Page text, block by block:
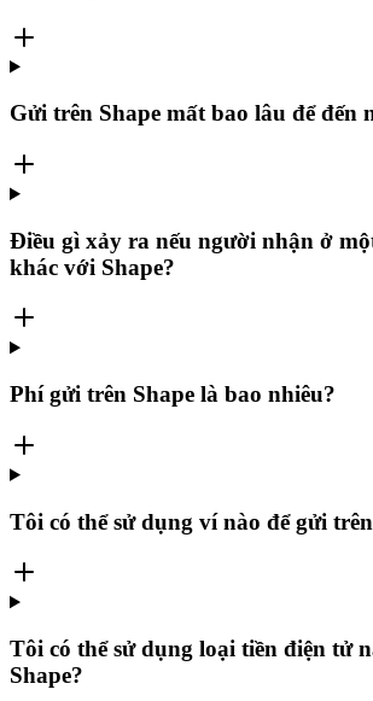
Gửi trên Shape mất bao lâu để đến
Điều gì xảy ra nếu người nhận ở
khác với Shape?
Phí gửi trên Shape là bao nhiêu?
Tôi có thể sử dụng ví nào để gửi
Tôi có thể sử dụng loại tiền điện tử
Shape?